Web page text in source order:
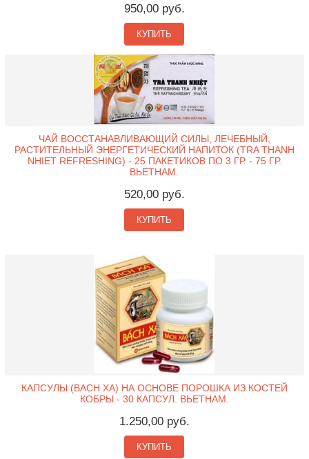
950,00 руб.
КУПИТЬ
ЧАЙ ВОССТАНАВЛИВАЮЩИЙ СИЛЫ, ЛЕЧЕБНЫЙ,
РАСТИТЕЛЬНЫЙ ЭНЕРГЕТИЧЕСКИЙ НАПИТОК (TRA THANH
NHIET REFRESHING) - 25 ПАКЕТИКОВ ПО 3 ГР. - 75 ГР.
ВЬЕТНАМ.
520,00 руб.
КУПИТЬ
КАПСУЛЫ (BACH XA) НА ОСНОВЕ ПОРОШКА ИЗ КОСТЕЙ
КОБРЫ - 30 КАПСУЛ. ВЬЕТНАМ.
1.250,00 руб.
КУПИТЬ